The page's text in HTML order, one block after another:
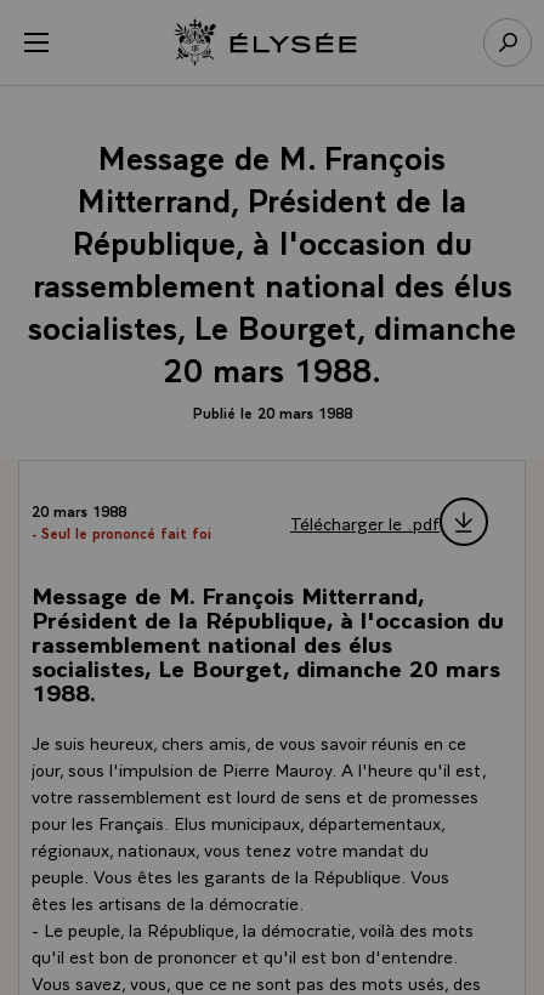
menu Retour à l’accueil Élysée
Message de M. François
Mitterrand, Président de la
République, à l'occasion du
rassemblement national des élus
socialistes, Le Bourget, dimanche
20 mars 1988.
Publié le 20 mars 1988
20 mars 1988
- Seul le prononcé fait foi
Télécharger le .pdf
Message de M. François Mitterrand,
Président de la République, à l'occasion du
rassemblement national des élus
socialistes, Le Bourget, dimanche 20 mars
1988.
Je suis heureux, chers amis, de vous savoir réunis en ce
jour, sous l'impulsion de Pierre Mauroy. A l'heure qu'il est,
votre rassemblement est lourd de sens et de promesses
pour les Français. Elus municipaux, départementaux,
régionaux, nationaux, vous tenez votre mandat du
peuple. Vous êtes les garants de la République. Vous
êtes les artisans de la démocratie.
- Le peuple, la République, la démocratie, voilà des mots
qu'il est bon de prononcer et qu'il est bon d'entendre.
Vous savez, vous, que ce ne sont pas des mots usés, des
Panneau de gestion des cookies